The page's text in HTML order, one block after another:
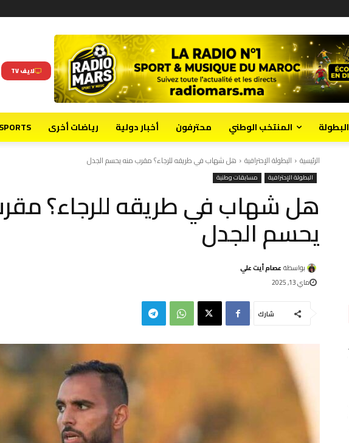
لايف TV
البطولة المنتخب الوطني محترفون أخبار دولية رياضات أخرى
الرئيسية البطولة الإحترافية هل شهاب في طريقه للرجاء؟ مقرب منه يحسم الجدل
البطولة الإحترافية مسابقات وطنية
هل شهاب في طريقه للرجاء؟
يحسم الجدل
بواسطة عصام أيت علي
ماي 13, 2025
شارك